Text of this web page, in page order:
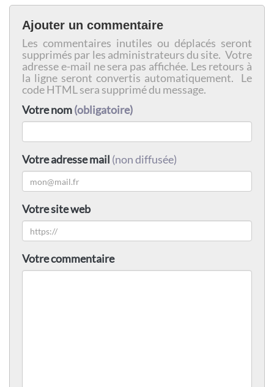
Ajouter un commentaire
Les commentaires inutiles ou déplacés seront
supprimés par les administrateurs du site. Votre
adresse e-mail ne sera pas affichée. Les retours à
la ligne seront convertis automatiquement. Le
code HTML sera supprimé du message.
Votre nom(obligatoire)
Votre adresse mail (non diffusée)
Votre site web
Votre commentaire